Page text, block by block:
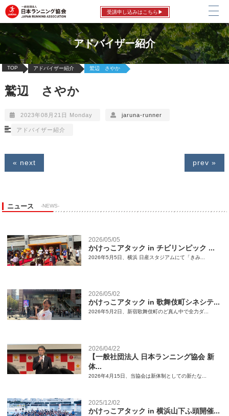
受講申し込みはこちら▶
アドバイザー紹介
TOP アドバイザー紹介 鷲辺 さやか
鷲辺 さやか
2023年08月21日 Monday jaruna-runner
アドバイザー紹介
« next prev »
ニュース -NEWS-
2026/05/05
かけっこアタック in チビリンピック ...
2026年5月5日、横浜 日産スタジアムにて「きみ...
2026/05/02
かけっこアタック in 歌舞伎町シネシテ...
2026年5月2日、新宿歌舞伎町のど真ん中で全力ダ...
2026/04/22
【一般社団法人 日本ランニング協会 新
体...
2026年4月15日、当協会は新体制としての新たな...
2025/12/02
かけっこアタック in 横浜山下ふ頭開催...